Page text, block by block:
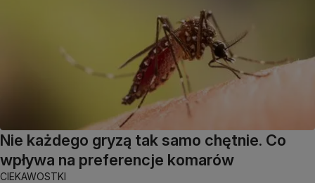
Nie każdego gryzą tak samo chętnie. Co
wpływa na preferencje komarów
CIEKAWOSTKI